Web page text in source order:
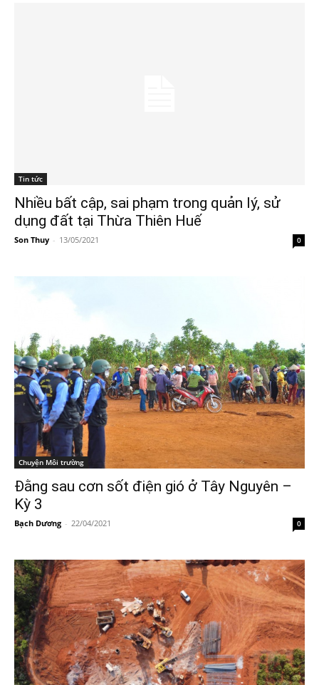
Tin tức
Nhiều bất cập, sai phạm trong quản lý, sử
dụng đất tại Thừa Thiên Huế
Son Thuy - 13/05/2021 0
Chuyện Môi trường
Đằng sau cơn sốt điện gió ở Tây Nguyên –
Kỳ 3
Bạch Dương - 22/04/2021 0